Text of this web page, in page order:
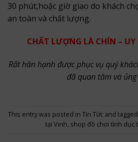
30 phút,hoặc giờ giao do khách
an toàn và chất lượng.
CHẤT LƯỢNG LÀ CHÍN –
Rất hân hạnh được phục vụ quý
đã quan tâm và
This entry was posted in Tin Tức and tagged
tại Vinh, shop đồ chơi tình dục